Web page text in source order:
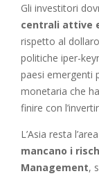
Gli investitori
centrali attive
rispetto al
politiche iper-
paesi emergenti
monetaria che
finire con
L’Asia resta
mancano i
Management,